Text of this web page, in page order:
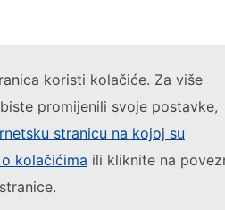
koristi kolačiće. Za više
promijenili svoje postavke,
stranicu na kojoj su
kolačićima ili kliknite na